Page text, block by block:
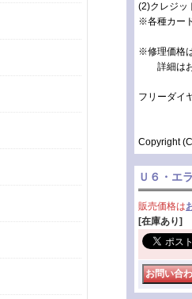
(2)クレジッ
※各種カー
※修理価格
詳細はお
フリーダイ
Copyright
Ｕ６・エ
販売価格は
[在庫あり]